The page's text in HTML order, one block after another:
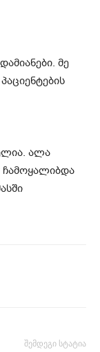
მე
ალა
ჩამოყალიბდა
შემდეგი სტატია